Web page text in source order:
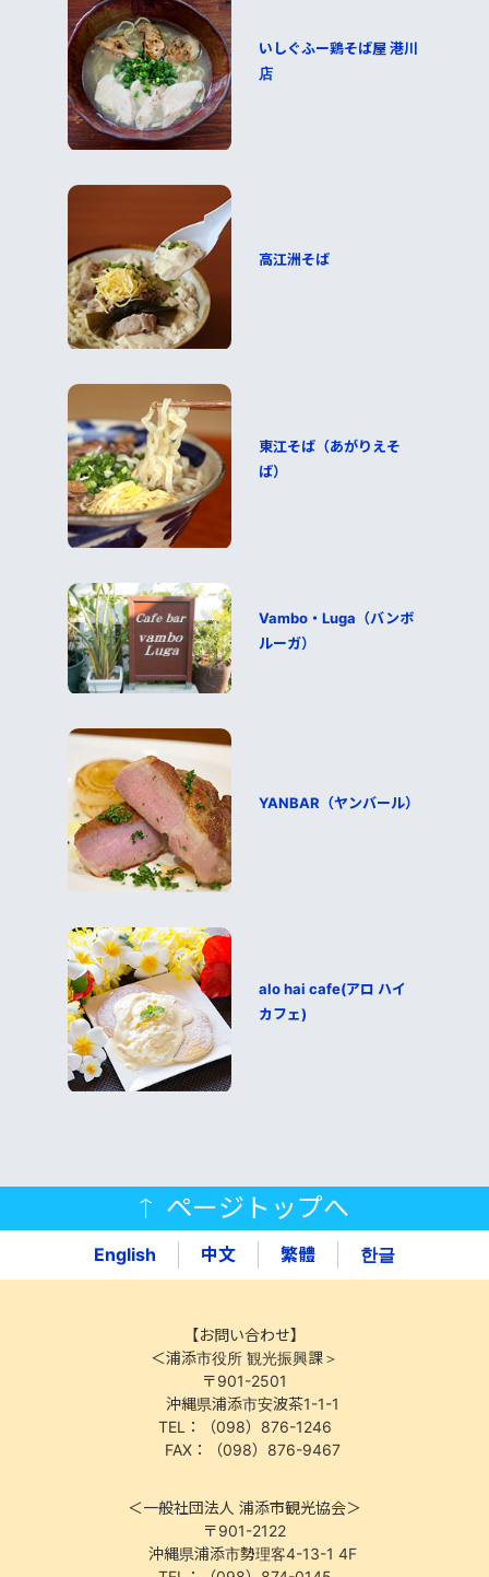
いしぐふー鶏そば屋 港川
店
高江洲そば
東江そば（あがりえそ
ば）
Vambo・Luga（バンボ
ルーガ）
YANBAR（ヤンバール）
alo hai cafe(アロ ハイ
カフェ)
ページトップへ
English 中文 繁體 한글
【お問い合わせ】
＜浦添市役所 観光振興課＞
〒901-2501
沖縄県浦添市安波茶1-1-1
TEL：（098）876-1246
FAX：（098）876-9467
＜一般社団法人 浦添市観光協会＞
〒901-2122
沖縄県浦添市勢理客4-13-1 4F